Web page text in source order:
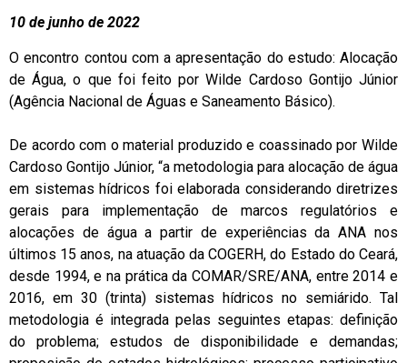
10 de junho de 2022
O encontro contou com a apresentação do estudo: Alocação
de Água, o que foi feito por Wilde Cardoso Gontijo Júnior
(Agência Nacional de Águas e Saneamento Básico).
De acordo com o material produzido e coassinado por Wilde
Cardoso Gontijo Júnior, “a metodologia para alocação de água
em sistemas hídricos foi elaborada considerando diretrizes
gerais para implementação de marcos regulatórios e
alocações de água a partir de experiências da ANA nos
últimos 15 anos, na atuação da COGERH, do Estado do Ceará,
desde 1994, e na prática da COMAR/SRE/ANA, entre 2014 e
2016, em 30 (trinta) sistemas hídricos no semiárido. Tal
metodologia é integrada pelas seguintes etapas: definição
do problema; estudos de disponibilidade e demandas;